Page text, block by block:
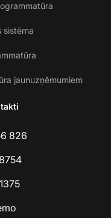
jaunuzņēmumiem
826